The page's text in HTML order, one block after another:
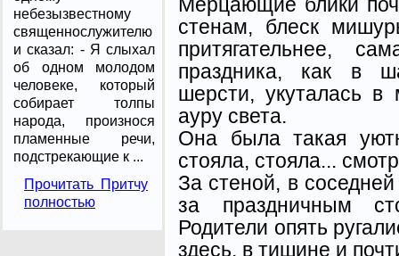
небезызвестному
священнослужителю
и сказал: - Я слыхал
об одном молодом
человеке, который
собирает толпы
народа, произнося
пламенные речи,
подстрекающие к ...
Прочитать Притчу
полностью
стенам, блеск
притягательнее,
праздника, как в
шерсти, укуталась в
ауру света.
Она была такая
стояла, стояла...
За стеной, в
за праздничным
Родители опять
здесь, в тишине и